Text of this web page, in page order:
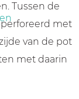
Tussen de
met
van de pot
met daarin